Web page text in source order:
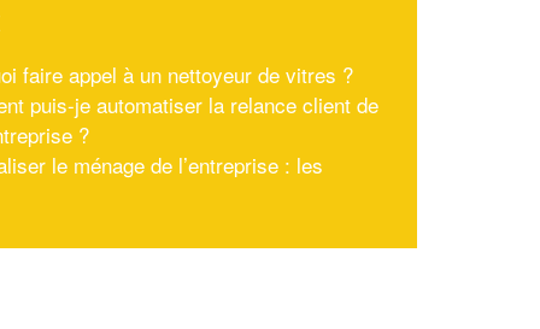
faire appel à un nettoyeur de vitres ?
puis-je automatiser la relance client de
?
le ménage de l’entreprise : les